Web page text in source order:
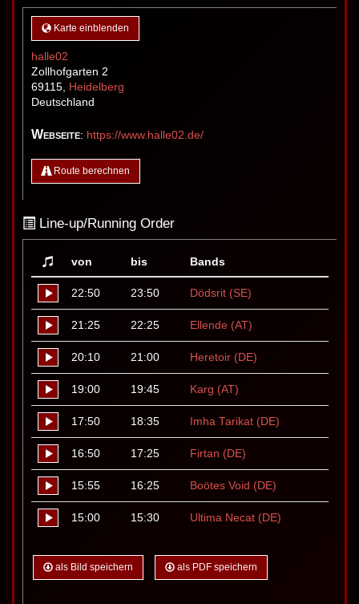
Karte einblenden
halle02
Zollhofgarten 2
69115
Heidelberg
Deutschland
Webseite: https://www.halle02.de/
Route berechnen
Line-up/Running Order
von bis Bands
22:50 23:50 Dödsrit (SE)
21:25 22:25 Ellende (AT)
20:10 21:00 Heretoir (DE)
19:00 19:45 Karg (AT)
17:50 18:35 Imha Tarikat (DE)
16:50 17:25 Firtan (DE)
15:55 16:25 Boötes Void (DE)
15:00 15:30 Ultima Necat (DE)
als Bild speichern als PDF speichern